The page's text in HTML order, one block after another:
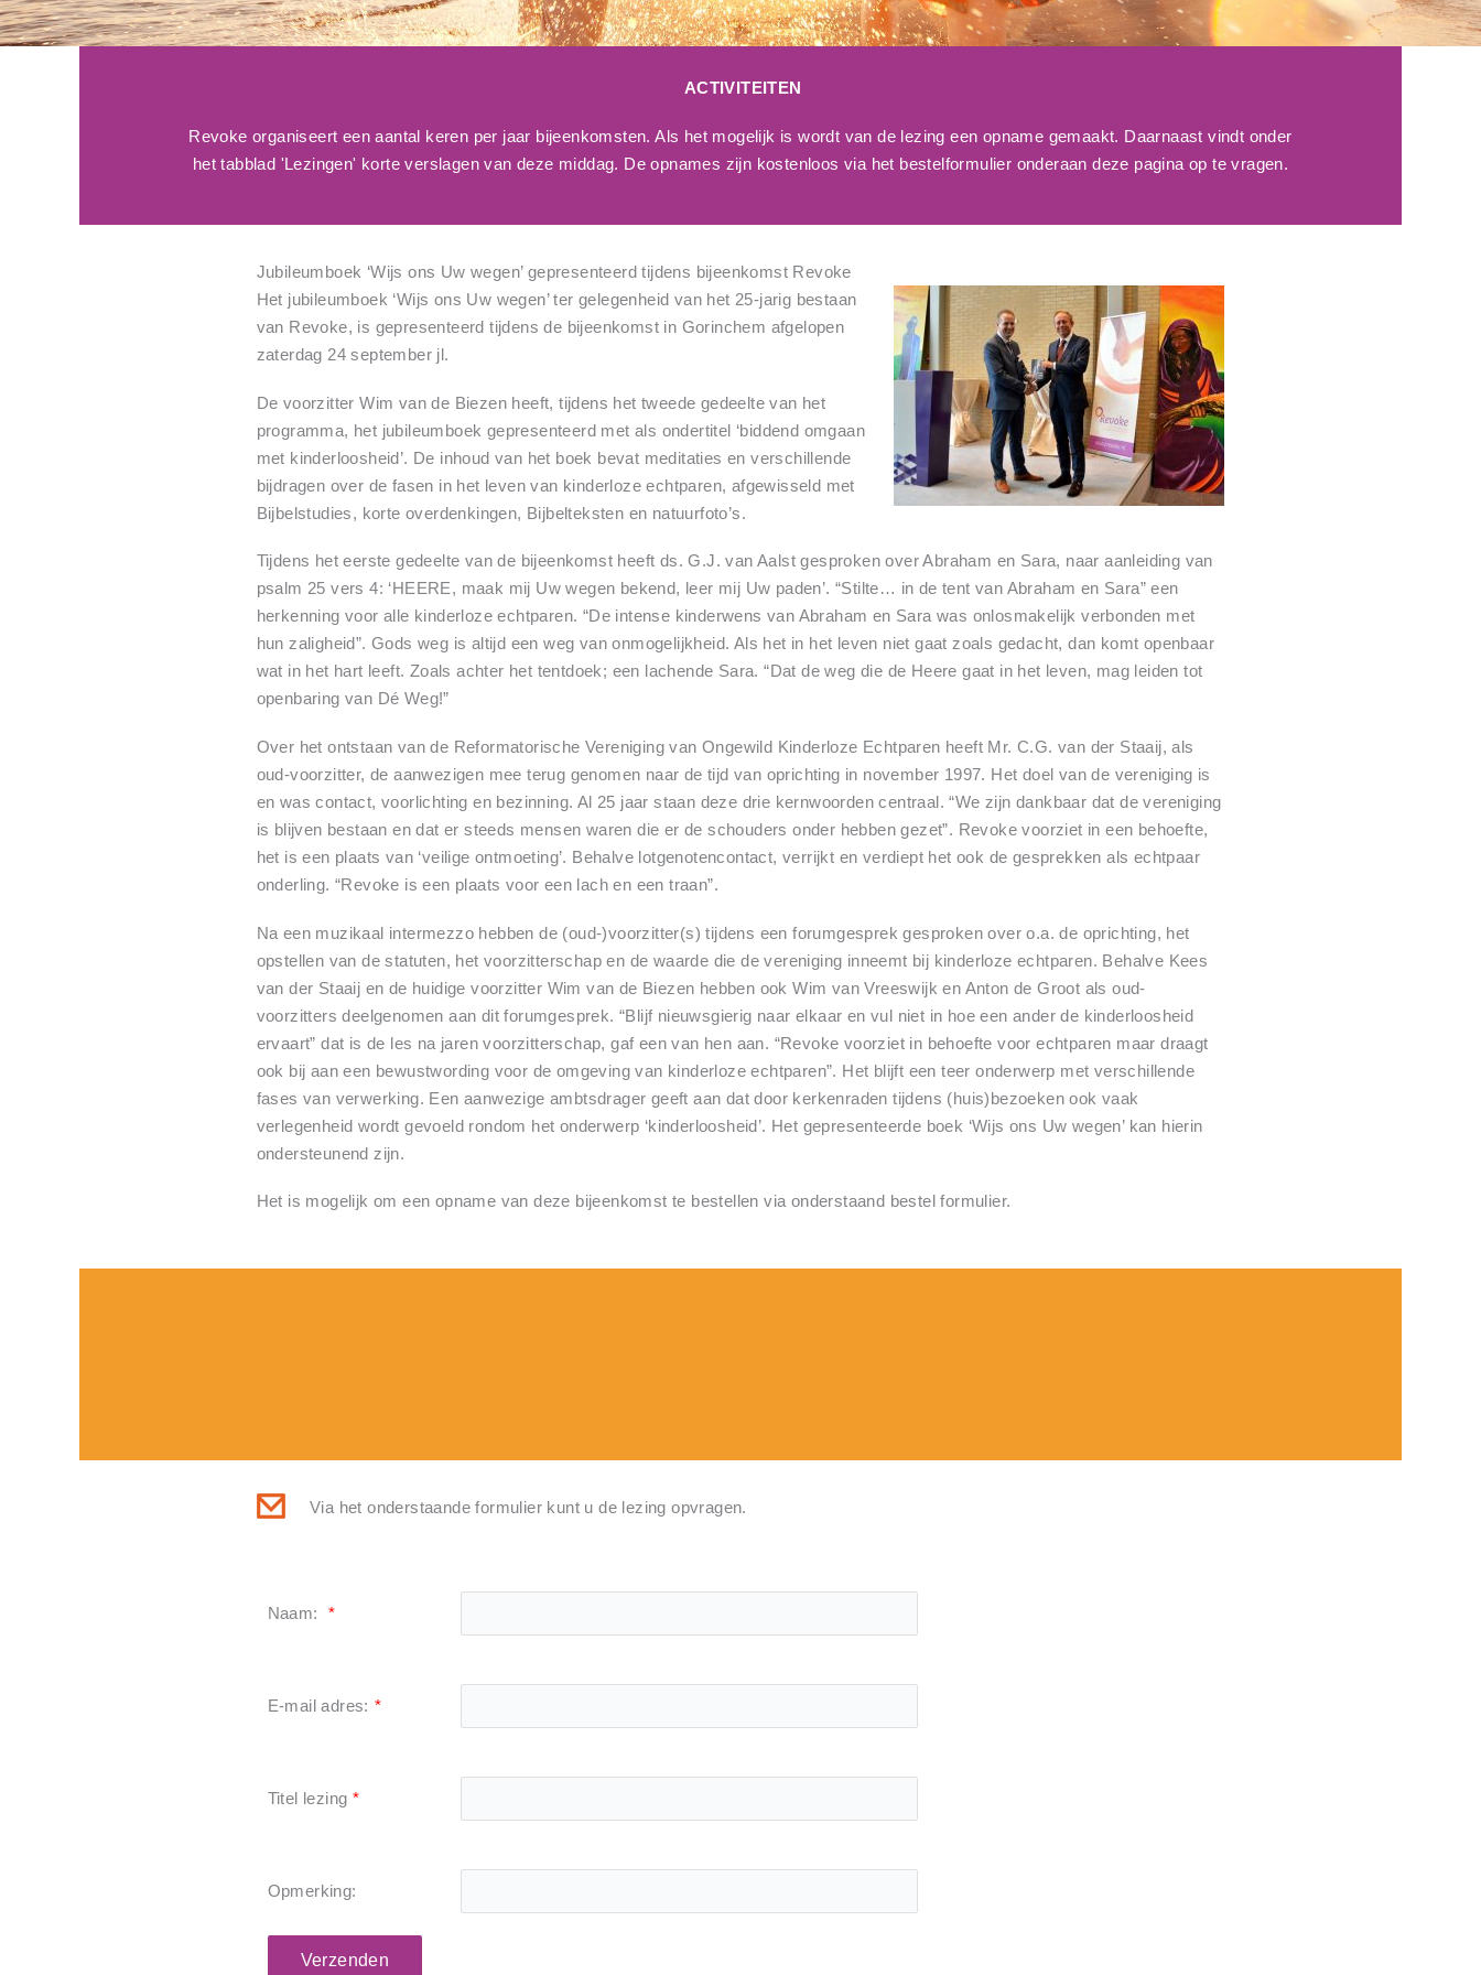
ACTIVITEITEN
Revoke organiseert een aantal keren per jaar bijeenkomsten. Als het mogelijk is wordt van de lezing een opname gemaakt. Daarnaast vindt onder
het tabblad 'Lezingen' korte verslagen van deze middag. De opnames zijn kostenloos via het bestelformulier onderaan deze pagina op te vragen.
Jubileumboek ‘Wijs ons Uw wegen’ gepresenteerd tijdens bijeenkomst Revoke
Het jubileumboek ‘Wijs ons Uw wegen’ ter gelegenheid van het 25-jarig bestaan
van Revoke, is gepresenteerd tijdens de bijeenkomst in Gorinchem afgelopen
zaterdag 24 september jl.
De voorzitter Wim van de Biezen heeft, tijdens het tweede gedeelte van het
programma, het jubileumboek gepresenteerd met als ondertitel ‘biddend omgaan
met kinderloosheid’. De inhoud van het boek bevat meditaties en verschillende
bijdragen over de fasen in het leven van kinderloze echtparen, afgewisseld met
Bijbelstudies, korte overdenkingen, Bijbelteksten en natuurfoto’s.
Tijdens het eerste gedeelte van de bijeenkomst heeft ds. G.J. van Aalst gesproken over Abraham en Sara, naar aanleiding van
psalm 25 vers 4: ‘HEERE, maak mij Uw wegen bekend, leer mij Uw paden’. “Stilte… in de tent van Abraham en Sara” een
herkenning voor alle kinderloze echtparen. “De intense kinderwens van Abraham en Sara was onlosmakelijk verbonden met
hun zaligheid”. Gods weg is altijd een weg van onmogelijkheid. Als het in het leven niet gaat zoals gedacht, dan komt openbaar
wat in het hart leeft. Zoals achter het tentdoek; een lachende Sara. “Dat de weg die de Heere gaat in het leven, mag leiden tot
openbaring van Dé Weg!”
Over het ontstaan van de Reformatorische Vereniging van Ongewild Kinderloze Echtparen heeft Mr. C.G. van der Staaij, als
oud-voorzitter, de aanwezigen mee terug genomen naar de tijd van oprichting in november 1997. Het doel van de vereniging is
en was contact, voorlichting en bezinning. Al 25 jaar staan deze drie kernwoorden centraal. “We zijn dankbaar dat de vereniging
is blijven bestaan en dat er steeds mensen waren die er de schouders onder hebben gezet”. Revoke voorziet in een behoefte,
het is een plaats van ‘veilige ontmoeting’. Behalve lotgenotencontact, verrijkt en verdiept het ook de gesprekken als echtpaar
onderling. “Revoke is een plaats voor een lach en een traan”.
Na een muzikaal intermezzo hebben de (oud-)voorzitter(s) tijdens een forumgesprek gesproken over o.a. de oprichting, het
opstellen van de statuten, het voorzitterschap en de waarde die de vereniging inneemt bij kinderloze echtparen. Behalve Kees
van der Staaij en de huidige voorzitter Wim van de Biezen hebben ook Wim van Vreeswijk en Anton de Groot als oud-
voorzitters deelgenomen aan dit forumgesprek. “Blijf nieuwsgierig naar elkaar en vul niet in hoe een ander de kinderloosheid
ervaart” dat is de les na jaren voorzitterschap, gaf een van hen aan. “Revoke voorziet in behoefte voor echtparen maar draagt
ook bij aan een bewustwording voor de omgeving van kinderloze echtparen”. Het blijft een teer onderwerp met verschillende
fases van verwerking. Een aanwezige ambtsdrager geeft aan dat door kerkenraden tijdens (huis)bezoeken ook vaak
verlegenheid wordt gevoeld rondom het onderwerp ‘kinderloosheid’. Het gepresenteerde boek ‘Wijs ons Uw wegen’ kan hierin
ondersteunend zijn.
Het is mogelijk om een opname van deze bijeenkomst te bestellen via onderstaand bestel formulier.
Via het onderstaande formulier kunt u de lezing opvragen.
Naam: *
E-mail adres: *
Titel lezing *
Opmerking:
Verzenden